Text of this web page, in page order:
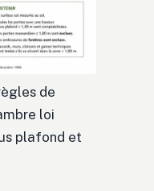
de
loi
plafond et